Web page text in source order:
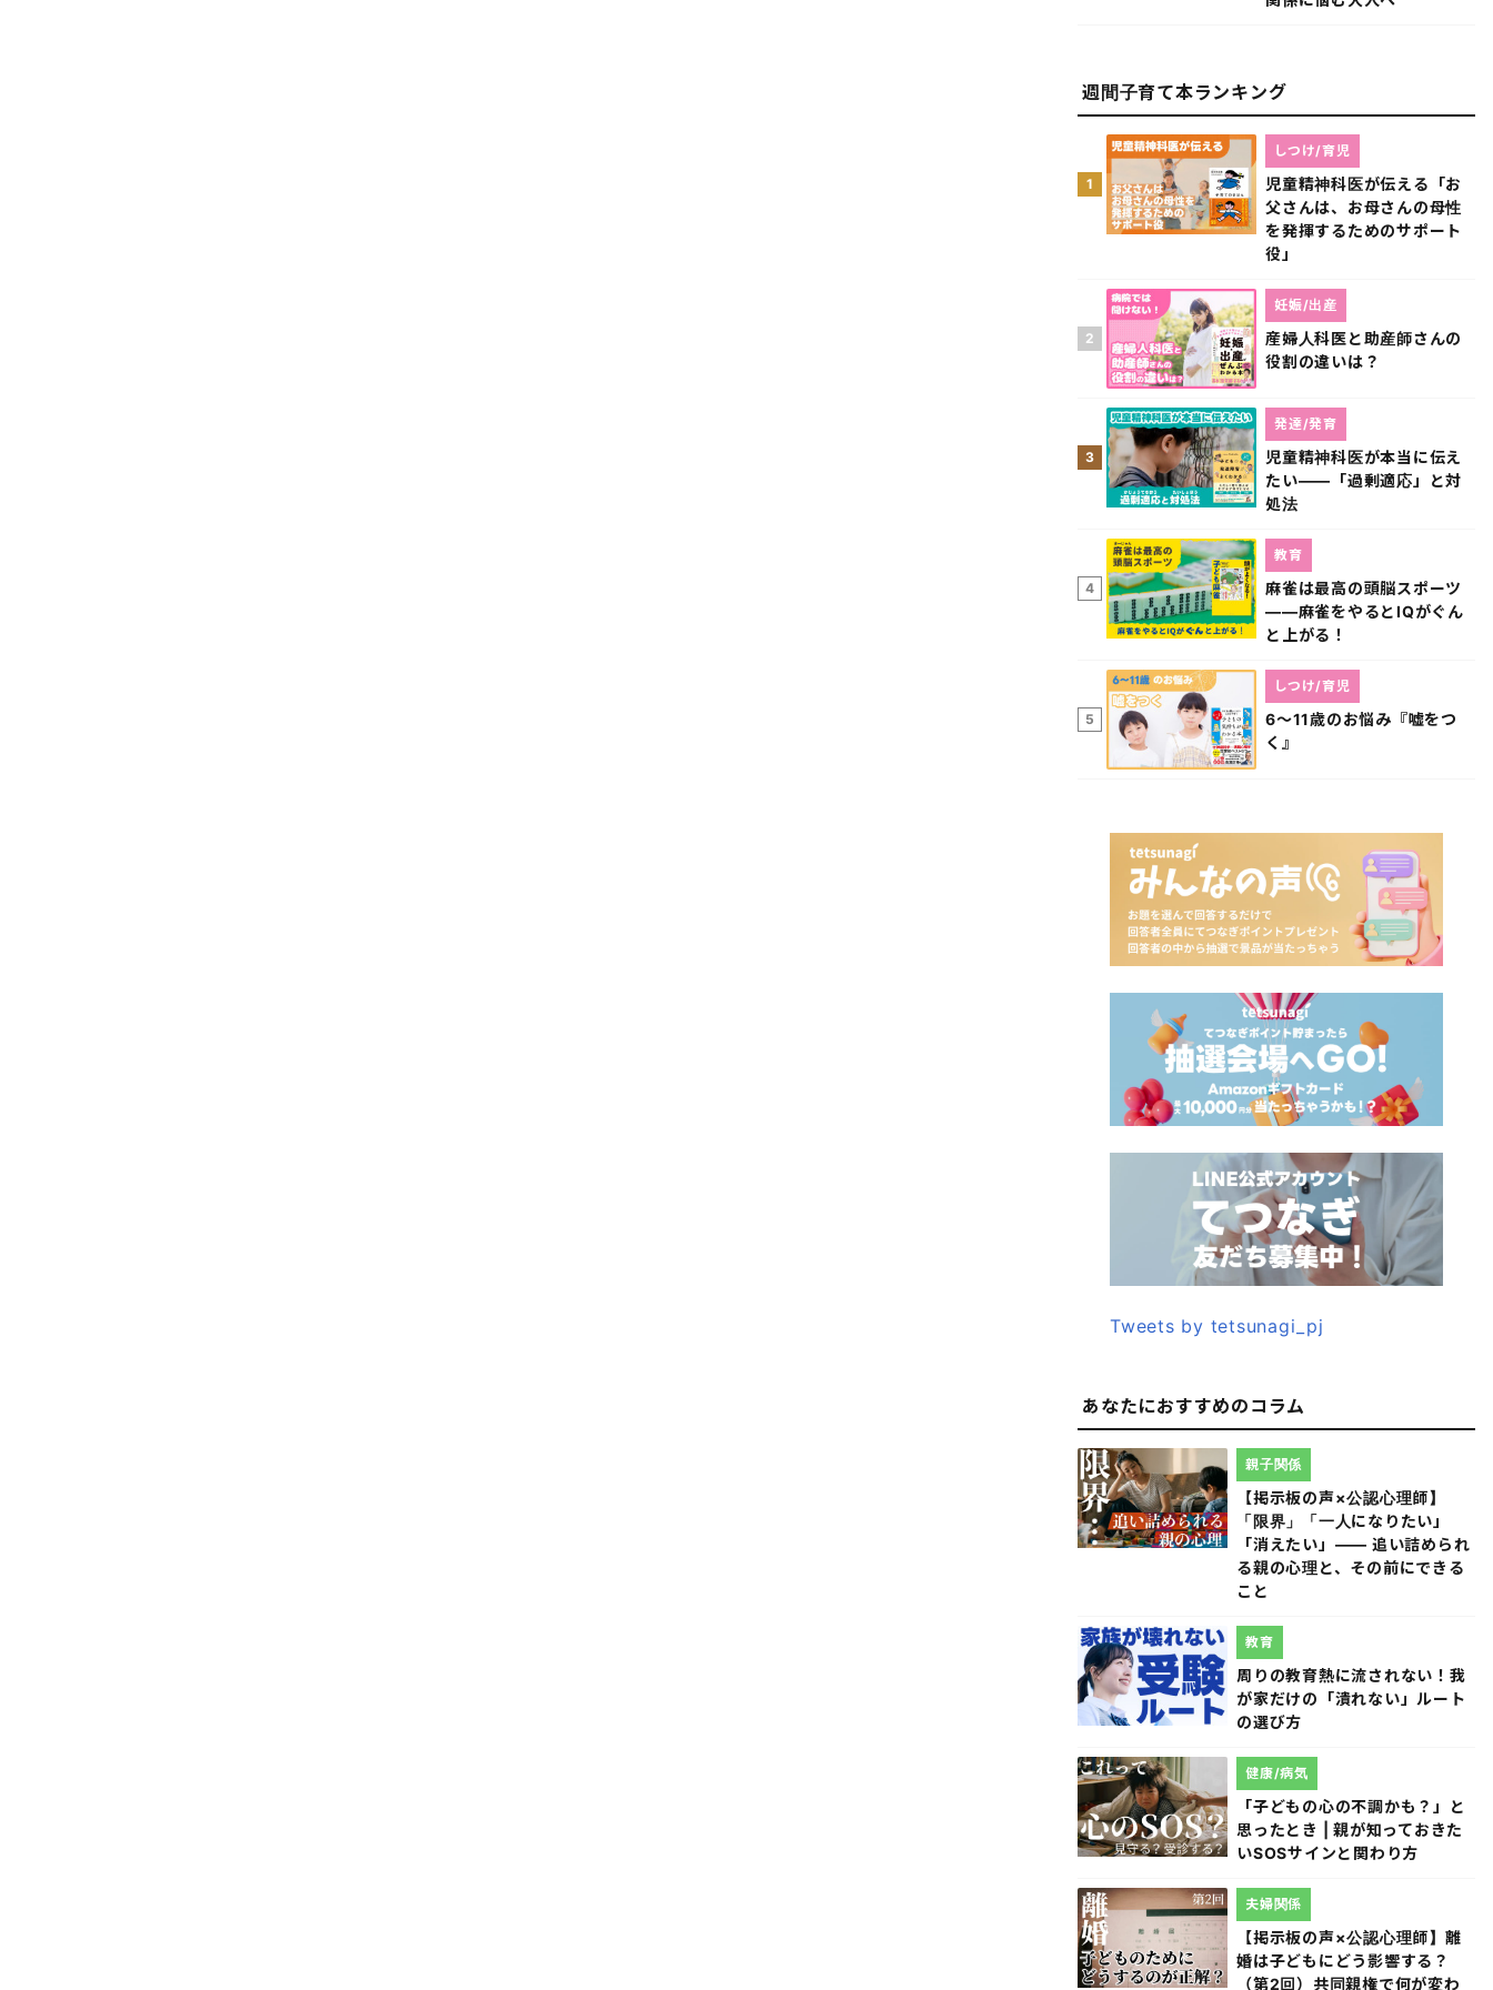
週間子育て本ランキング
1
児童精神科医が伝える「お
父さんは、お母さんの母性
を発揮するためのサポート
役」
しつけ/育児
2
産婦人科医と助産師さんの
役割の違いは？
妊娠/出産
3
児童精神科医が本当に伝え
たい――「過剰適応」と対
処法
発達/発育
4
麻雀は最高の頭脳スポーツ
――麻雀をやるとIQがぐん
と上がる！
教育
5
6～11歳のお悩み『嘘をつ
く』
しつけ/育児
Tweets by tetsunagi_pj
あなたにおすすめのコラム
【掲示板の声×公認心理師】
「限界」「一人になりたい」
「消えたい」―― 追い詰められ
る親の心理と、その前にできる
こと
親子関係
周りの教育熱に流されない！我
が家だけの「潰れない」ルート
の選び方
教育
「子どもの心の不調かも？」と
思ったとき | 親が知っておきた
いSOSサインと関わり方
健康/病気
【掲示板の声×公認心理師】離
婚は子どもにどう影響する？
（第2回）共同親権で何が変わ
夫婦関係